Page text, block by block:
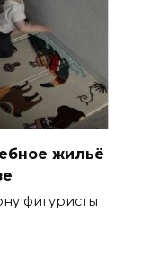
жильё
фигуристы